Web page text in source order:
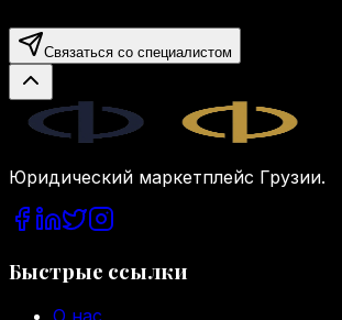
Связаться со специалистом
Юридический маркетплейс Грузии.
Быстрые ссылки